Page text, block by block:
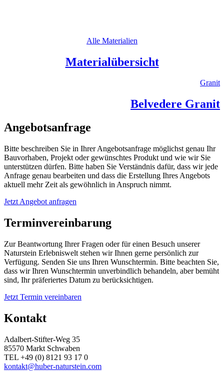
Alle Materialien
Materialübersicht
Granit
Belvedere Granit
Angebotsanfrage
Bitte beschreiben Sie in Ihrer Angebotsanfrage möglichst genau Ihr
Bauvorhaben, Projekt oder gewünschtes Produkt und wie wir Sie
unterstützen dürfen. Bitte haben Sie Verständnis dafür, dass wir jede
Anfrage genau bearbeiten und dass die Erstellung Ihres Angebots
aktuell mehr Zeit als gewöhnlich in Anspruch nimmt.
Jetzt Angebot anfragen
Terminvereinbarung
Zur Beantwortung Ihrer Fragen oder für einen Besuch unserer
Naturstein Erlebniswelt stehen wir Ihnen gerne persönlich zur
Verfügung. Senden Sie uns Ihren Wunschtermin. Bitte beachten Sie,
dass wir Ihren Wunschtermin unverbindlich behandeln, aber bemüht
sind, Ihr präferiertes Datum zu berücksichtigen.
Jetzt Termin vereinbaren
Kontakt
Adalbert-Stifter-Weg 35
85570 Markt Schwaben
TEL +49 (0) 8121 93 17 0
kontakt@huber-naturstein.com